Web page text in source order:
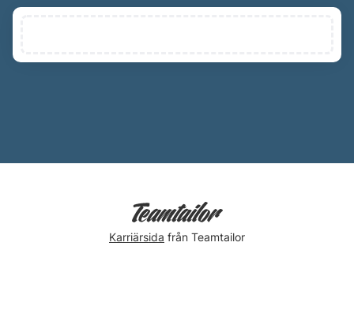
Karriärsida från Teamtailor